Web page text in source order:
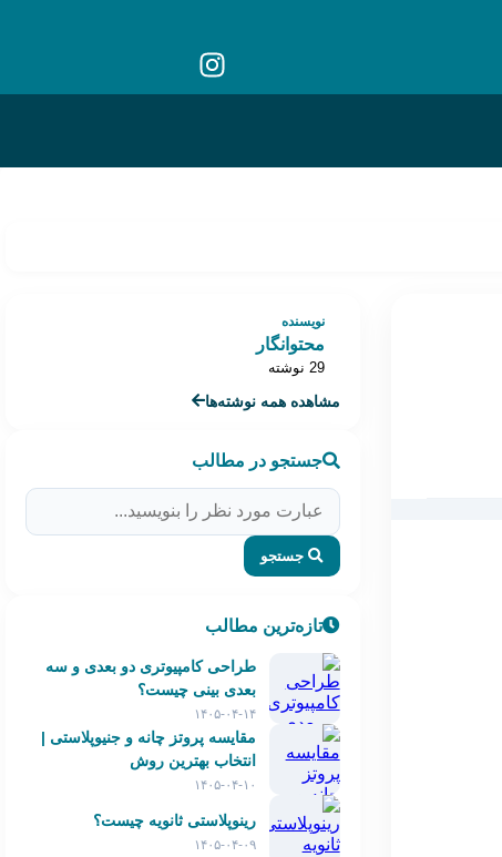
نویسنده
محتوانگار
29 نوشته
مشاهده همه نوشته‌ها
جستجو در مطالب
جستجو
تازه‌ترین مطالب
طراحی کامپیوتری دو بعدی و سه
بعدی بینی چیست؟
۱۴۰۵-۰۴-۱۴
مقایسه پروتز چانه و جنیوپلاستی |
انتخاب بهترین روش
۱۴۰۵-۰۴-۱۰
رینوپلاستی ثانویه چیست؟
۱۴۰۵-۰۴-۰۹